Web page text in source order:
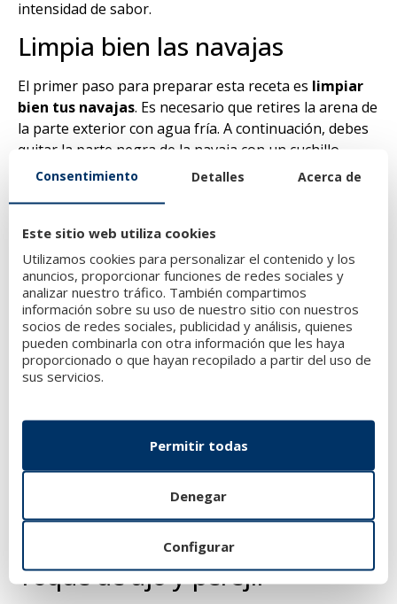
intensidad de sabor.
Limpia bien las navajas
El primer paso para preparar esta receta es limpiar
bien tus navajas. Es necesario que retires la arena de
la parte exterior con agua fría. A continuación, debes
quitar la parte negra de la navaja con un cuchillo
afilado o con los dedos. Seguidamente, hay que lavar
Prepara y calienta la plancha
Una vez hayas limpiado tus navajas, es hora
depreparar la plancha con la que las vamos a
cocinar. La plancha debe estar bien limpia antes de
que coloques en ella las navajas. Mientras estás
limpiando las navajas, debes encender la plancha a
minutos.
Cuando tengas la plancha caliente, agregas en la
superficie un poco de aceite de oliva y lo extiendes
bien. Ya solo queda colocar las navajas en la plancha y
dejar quese cocinen durante 2-3 minutospor cada
lado hasta que estén doradas.
Toque de ajo y perejil
Consentimiento Detalles Acerca de
Este sitio web utiliza cookies
Utilizamos cookies para personalizar el contenido y los
anuncios, proporcionar funciones de redes sociales y
analizar nuestro tráfico. También compartimos
información sobre su uso de nuestro sitio con nuestros
socios de redes sociales, publicidad y análisis, quienes
pueden combinarla con otra información que les haya
proporcionado o que hayan recopilado a partir del uso de
sus servicios.
Configurar
Denegar
Permitir todas